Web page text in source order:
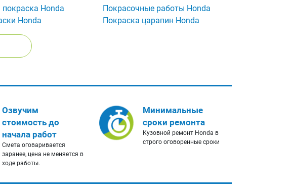
Honda
Покрасочные работы Honda
Honda Покраска царапин Honda
Озвучим
стоимость до
начала работ
Смета оговаривается
заранее, цена не меняется в
ходе работы.
Минимальные
сроки ремонта
Кузовной ремонт Honda в
строго оговоренные сроки